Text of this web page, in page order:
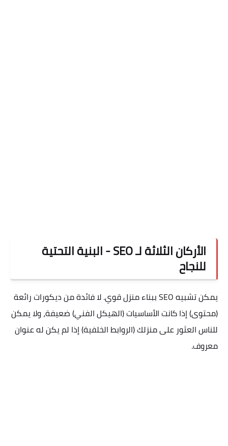
الأركان الثلاثة لـ SEO - البنية التحتية
للنجاح
يمكن تشبيه SEO ببناء منزل قوي. لا فائدة من ديكورات رائعة
(محتوى) إذا كانت الأساسيات (الهيكل الفني) ضعيفة، ولا يمكن
للناس العثور على منزلك (الروابط الخلفية) إذا لم يكن له عنوان
معروف.